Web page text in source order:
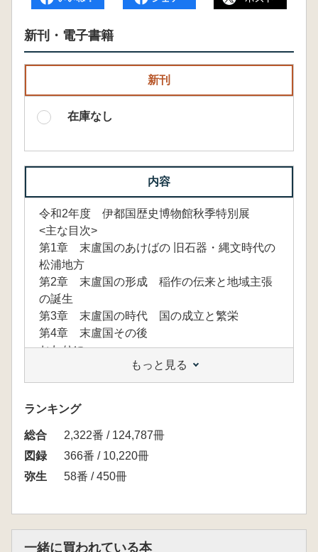
新刊・電子書籍
新刊
在庫なし
内容
令和2年度 伊都国歴史博物館秋季特別展
<主な目次>
第1章 末盧国のあけばの 旧石器・縄文時代の
松浦地方
第2章 末盧国の形成 稲作の伝来と地域主張
の誕生
第3章 末盧国の時代 国の成立と繁栄
第4章 末盧国その後
おわりに
田島龍太「末盧国の時代 桜馬場遺跡から久里
双水古墳まで」
もっと見る
ランキング
総合
2,322番 / 124,787冊
図録
366番 / 10,220冊
弥生
58番 / 450冊
一緒に買われている本